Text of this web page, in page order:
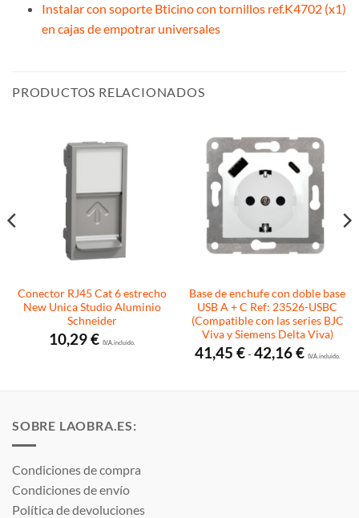
Instalar con soporte Bticino con tornillos ref.K4702 (x1)
en cajas de empotrar universales
PRODUCTOS RELACIONADOS
Conector RJ45 Cat 6 estrecho
New Unica Studio Aluminio
Schneider
10,29€ I.V.A. incluido.
Base de enchufe con doble base
USB A + C Ref: 23526-USBC
(Compatible con las series BJC
Viva y Siemens Delta Viva)
41,45 €-42,16€Rango
de
I.V.A. incluido.
SOBRE LAOBRA.ES:
Condiciones de compra
Condiciones de envío
Política de devoluciones